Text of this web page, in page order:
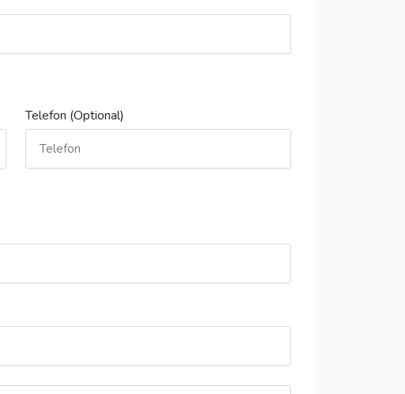
Telefon (Optional)